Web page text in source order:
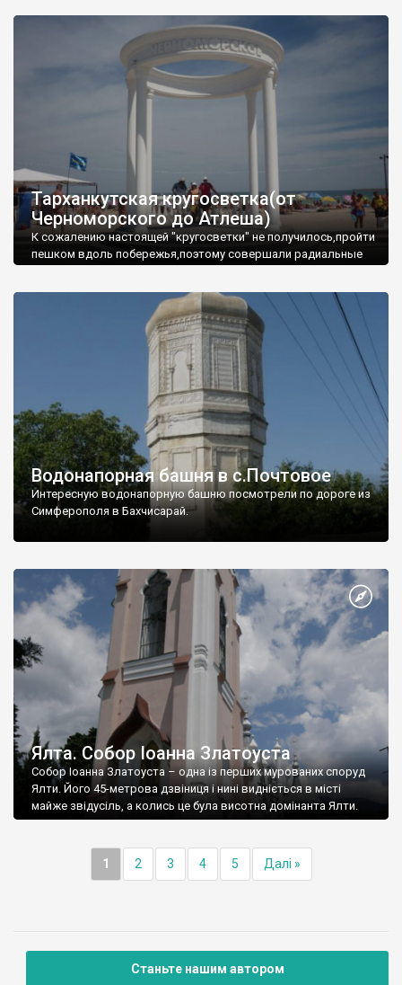
Тарханкутская кругосветка(от
Черноморского до Атлеша)
К сожалению настоящей "кругосветки" не получилось,пройти
пешком вдоль побережья,поэтому совершали радиальные
Водонапорная башня в с.Почтовое
Интересную водонапорную башню посмотрели по дороге из
Симферополя в Бахчисарай.
Ялта. Собор Іоанна Златоуста
Собор Іоанна Златоуста – одна із перших мурованих споруд
Ялти. Його 45-метрова дзвіниця і нині видніється в місті
майже звідусіль, а колись це була висотна домінанта Ялти.
1 2 3 4 5 Далі »
Станьте нашим автором